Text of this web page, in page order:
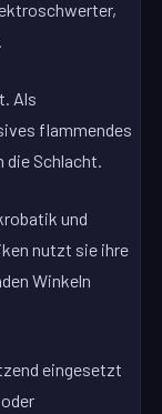
Als
flammendes
Schlacht.
und
nutzt sie ihre
Winkeln
eingesetzt